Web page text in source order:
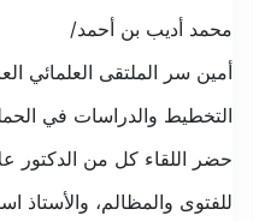
محمد أديب بن أحمد/
أمين سر الملتقى العلمائي
التخطيط والدراسات في
حضر اللقاء كل من الدكتور
للفتوى والمظالم، والأستاذ